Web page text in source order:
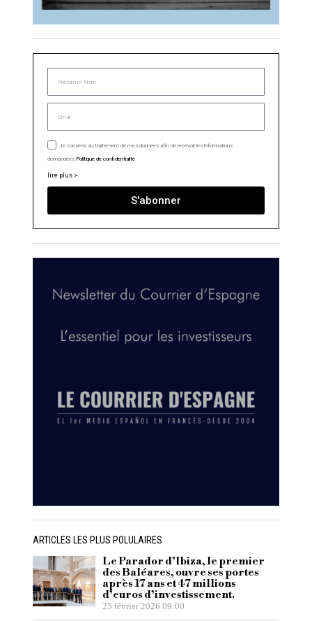
Je consens au traitement de mes données afin de recevoir les informations
demandées.Politique de confidentialité
lire plus >
S'abonner
ARTICLES LES PLUS POLULAIRES
Le Parador d’Ibiza, le premier
des Baléares, ouvre ses portes
après 17 ans et 47 millions
d’euros d’investissement.
25 février 2026 09:00